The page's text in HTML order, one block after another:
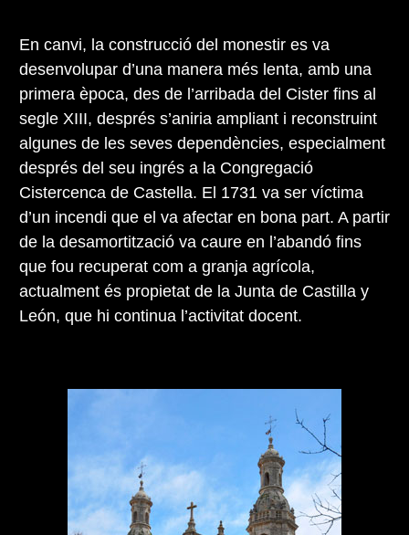
En canvi, la construcció del monestir es va
desenvolupar d’una manera més lenta, amb una
primera època, des de l’arribada del Cister fins al
segle XIII, després s’aniria ampliant i reconstruint
algunes de les seves dependències, especialment
després del seu ingrés a la Congregació
Cistercenca de Castella. El 1731 va ser víctima
d’un incendi que el va afectar en bona part. A partir
de la desamortització va caure en l’abandó fins
que fou recuperat com a granja agrícola,
actualment és propietat de la Junta de Castilla y
León, que hi continua l’activitat docent.